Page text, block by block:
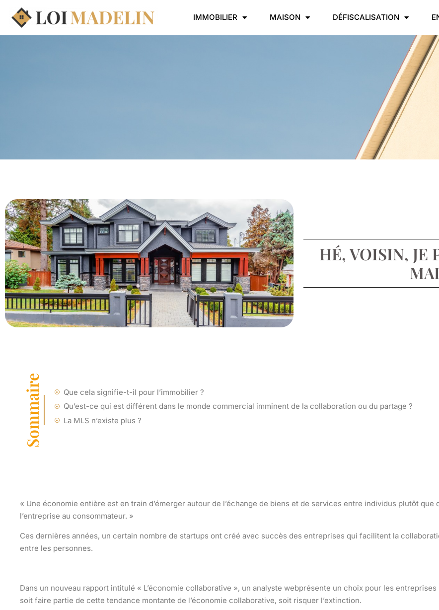
IMMOBILIER MAISON DÉFISCALISATION
HÉ, VOISIN, JE
Sommaire
Que cela signifie-t-il pour l’immobilier ?
Qu’est-ce qui est différent dans le monde commercial imminent de la collaboration ou du partage ?
La MLS n’existe plus ?
« Une économie entière est en train d’émerger autour de l’échange de biens et de services entre individus plutôt que
l’entreprise au consommateur. »
Ces dernières années, un certain nombre de startups ont créé avec succès des entreprises qui facilitent la
entre les personnes.
Dans un nouveau rapport intitulé « L’économie collaborative », un analyste webprésente un choix pour les entreprises
soit faire partie de cette tendance montante de l’économie collaborative, soit risquer l’extinction.